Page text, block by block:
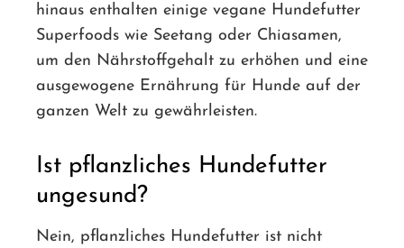
hinaus enthalten einige vegane Hundefutter
Superfoods wie Seetang oder Chiasamen,
um den Nährstoffgehalt zu erhöhen und eine
ausgewogene Ernährung für Hunde auf der
ganzen Welt zu gewährleisten.
Ist pflanzliches Hundefutter
ungesund?
Nein, pflanzliches Hundefutter ist nicht